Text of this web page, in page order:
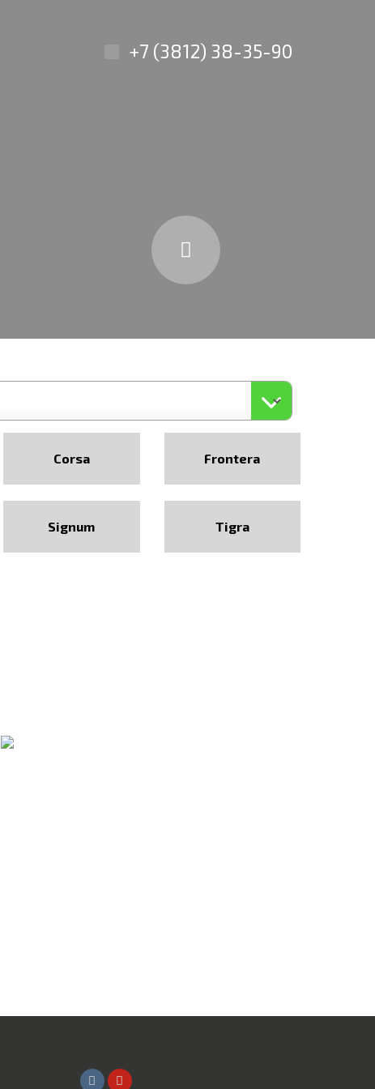
+7 (3812) 38-35-90
Corsa Frontera
Signum Tigra